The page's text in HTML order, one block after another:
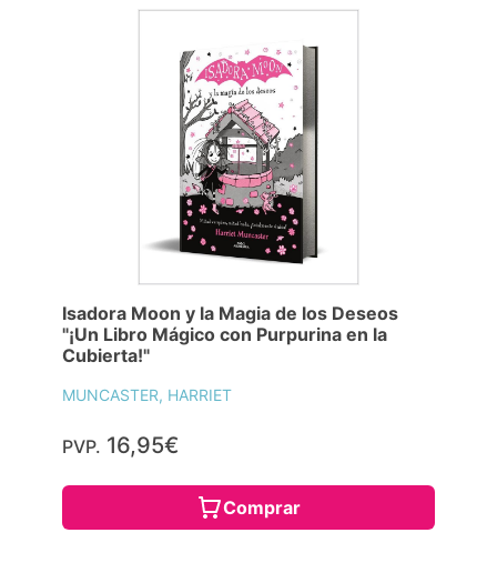
Isadora Moon y la Magia de los Deseos
"¡Un Libro Mágico con Purpurina en la
Cubierta!"
MUNCASTER, HARRIET
PVP. 16,95€
Comprar